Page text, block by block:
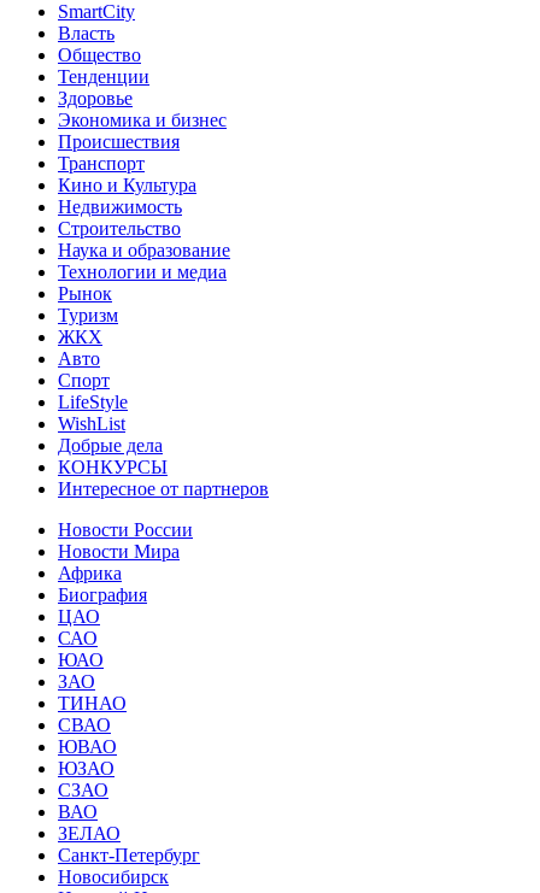
SmartCity
Власть
Общество
Тенденции
Здоровье
Экономика и бизнес
Происшествия
Транспорт
Кино и Культура
Недвижимость
Строительство
Наука и образование
Технологии и медиа
Рынок
Туризм
ЖКХ
Авто
Спорт
LifeStyle
WishList
Добрые дела
КОНКУРСЫ
Интересное от партнеров
Новости России
Новости Мира
Африка
Биография
ЦАО
САО
ЮАО
ЗАО
ТИНАО
СВАО
ЮВАО
ЮЗАО
СЗАО
ВАО
ЗЕЛАО
Санкт-Петербург
Новосибирск